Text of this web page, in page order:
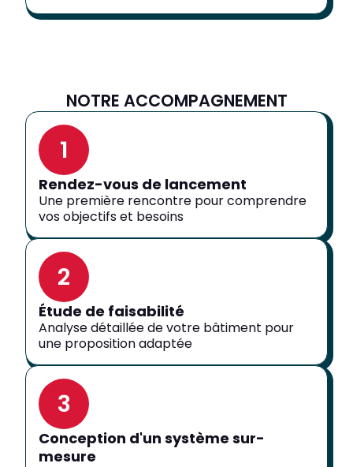
NOTRE ACCOMPAGNEMENT
1
Rendez-vous de lancement
Une première rencontre pour comprendre
vos objectifs et besoins
2
Étude de faisabilité
Analyse détaillée de votre bâtiment pour
une proposition adaptée
3
Conception d'un système sur-
mesure